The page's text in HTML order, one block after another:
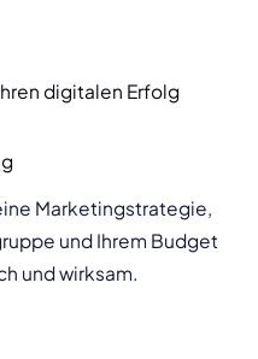
digitalen Erfolg
Marketingstrategie,
und Ihrem Budget
und wirksam.